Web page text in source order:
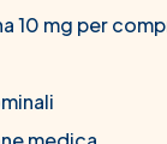
10 mg per